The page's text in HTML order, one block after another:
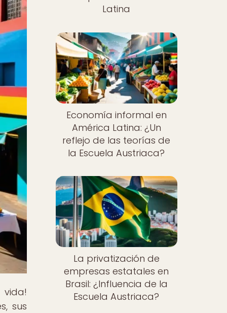
sus
Latina
Economía informal en
América Latina: ¿Un
reflejo de las teorías de
la Escuela Austriaca?
La privatización de
empresas estatales en
Brasil: ¿Influencia de la
Escuela Austriaca?